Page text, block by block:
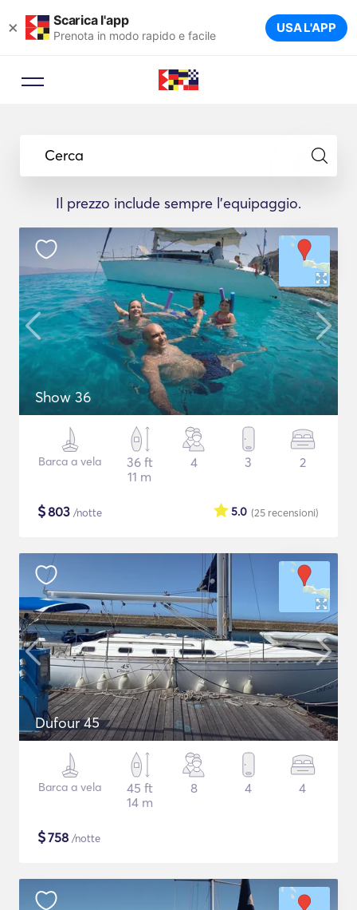
× Scarica l'app
Prenota in modo rapido e facile USA L'APP
Cerca
Il prezzo include sempre l'equipaggio.
Show 36
Barca a vela
36 ft
11 m
4 3 2
$803 /notte (25 recensioni)
5.0
Dufour 45
Barca a vela
45 ft
14 m
8 4 4
$758 /notte